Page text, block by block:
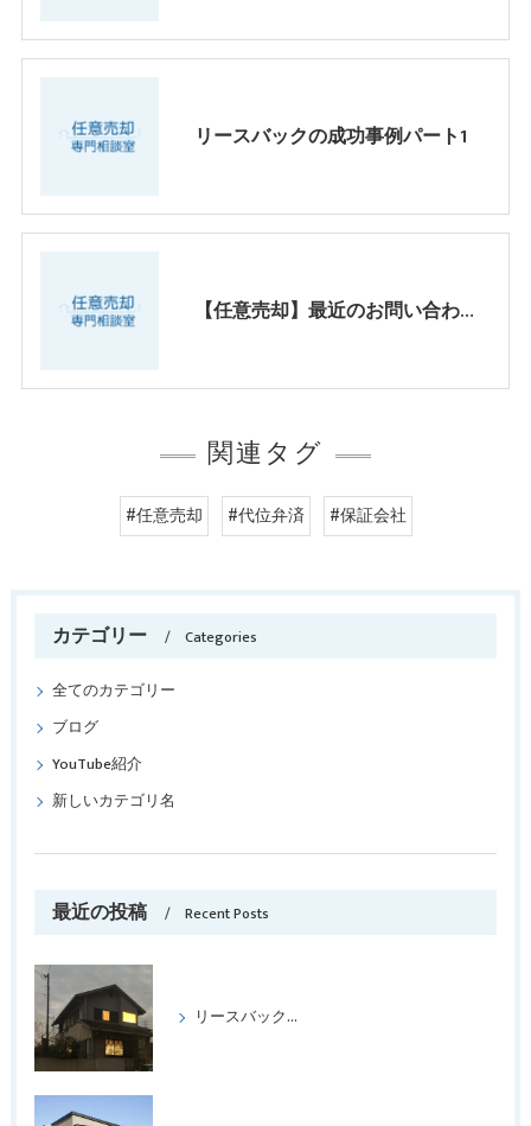
リースバックの成功事例パート1
【任意売却】最近のお問い合わせ傾向パート2
関連タグ
#任意売却 #代位弁済 #保証会社
カテゴリー Categories
全てのカテゴリー
ブログ
YouTube紹介
新しいカテゴリ名
最近の投稿 Recent Posts
リースバックをして喜ばれたケース パートⅢ